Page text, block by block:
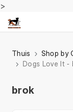
>
Thuis Shop by
Dogs Love It -
brok